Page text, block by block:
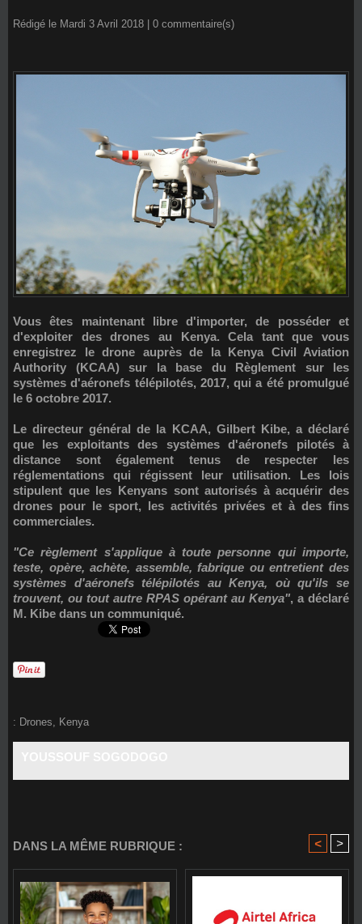
Rédigé le Mardi 3 Avril 2018 | 0 commentaire(s)
Vous êtes maintenant libre d'importer, de posséder et
d'exploiter des drones au Kenya. Cela tant que vous
enregistrez le drone auprès de la Kenya Civil Aviation
Authority (KCAA)sur la base du Règlement sur les
systèmes d'aéronefs télépilotés, 2017, qui a été promulgué
le 6 octobre 2017.
Le directeur général de la KCAA, Gilbert Kibe, a déclaré
que les exploitants des systèmes d'aéronefs pilotés à
distance sont également tenus de respecter les
réglementations qui régissent leur utilisation. Les lois
stipulent que les Kenyans sont autorisés à acquérir des
drones pour le sport, les activités privées et à des fins
commerciales.
"Ce règlement s'applique à toute personne qui importe,
teste, opère, achète, assemble, fabrique ou entretient des
systèmes d'aéronefs télépilotés au Kenya, où qu'ils se
trouvent, ou tout autre RPAS opérant au Kenya", a déclaré
M. Kibe dans un communiqué.
: Drones Kenya
DANS LA MÊME RUBRIQUE : < >